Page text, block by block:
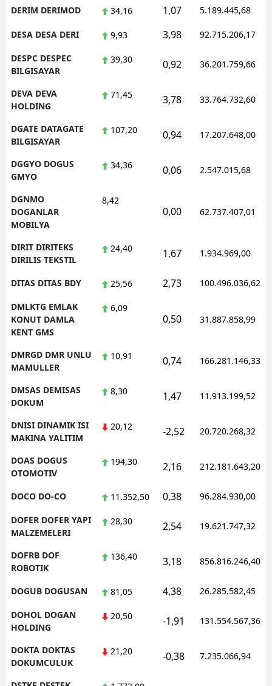
DERIM DERIMOD 34,16 1,07 5.189.445,68
DESA DESA DERI 9,93 3,98 92.715.206,17
DESPC DESPEC
BILGISAYAR
39,30 0,92 36.201.759,66
DEVA DEVA
HOLDING
71,45 3,78 33.764.732,60
DGATE DATAGATE
BILGISAYAR
107,20 0,94 17.207.648,00
DGGYO DOGUS
GMYO
34,36 0,06 2.547.015,68
DGNMO
DOGANLAR
MOBILYA
8,42
0,00 62.737.407,01
DIRIT DIRITEKS
DIRILIS TEKSTIL
24,40 1,67 1.934.969,00
DITAS DITAS BDY 25,56 2,73 100.496.036,62
DMLKTG EMLAK
KONUT DAMLA
KENT GMS
6,09
0,50 31.887.858,99
DMRGD DMR UNLU
MAMULLER
10,91 0,74 166.281.146,33
DMSAS DEMISAS
DOKUM
8,30 1,47 11.913.199,52
DNISI DINAMIK ISI
MAKINA YALITIM
20,12 -2,52 20.720.268,32
DOAS DOGUS
OTOMOTIV
194,30 2,16 212.181.643,20
DOCO DO-CO 11.352,50 0,38 96.284.930,00
DOFER DOFER YAPI
MALZEMELERI
28,30 2,54 19.621.747,32
DOFRB DOF
ROBOTIK
136,40 3,18 856.816.246,40
DOGUB DOGUSAN 81,05 4,38 26.285.582,45
DOHOL DOGAN
HOLDING
20,50 -1,91 131.554.567,36
DOKTA DOKTAS
DOKUMCULUK
21,20 -0,38 7.235.066,94